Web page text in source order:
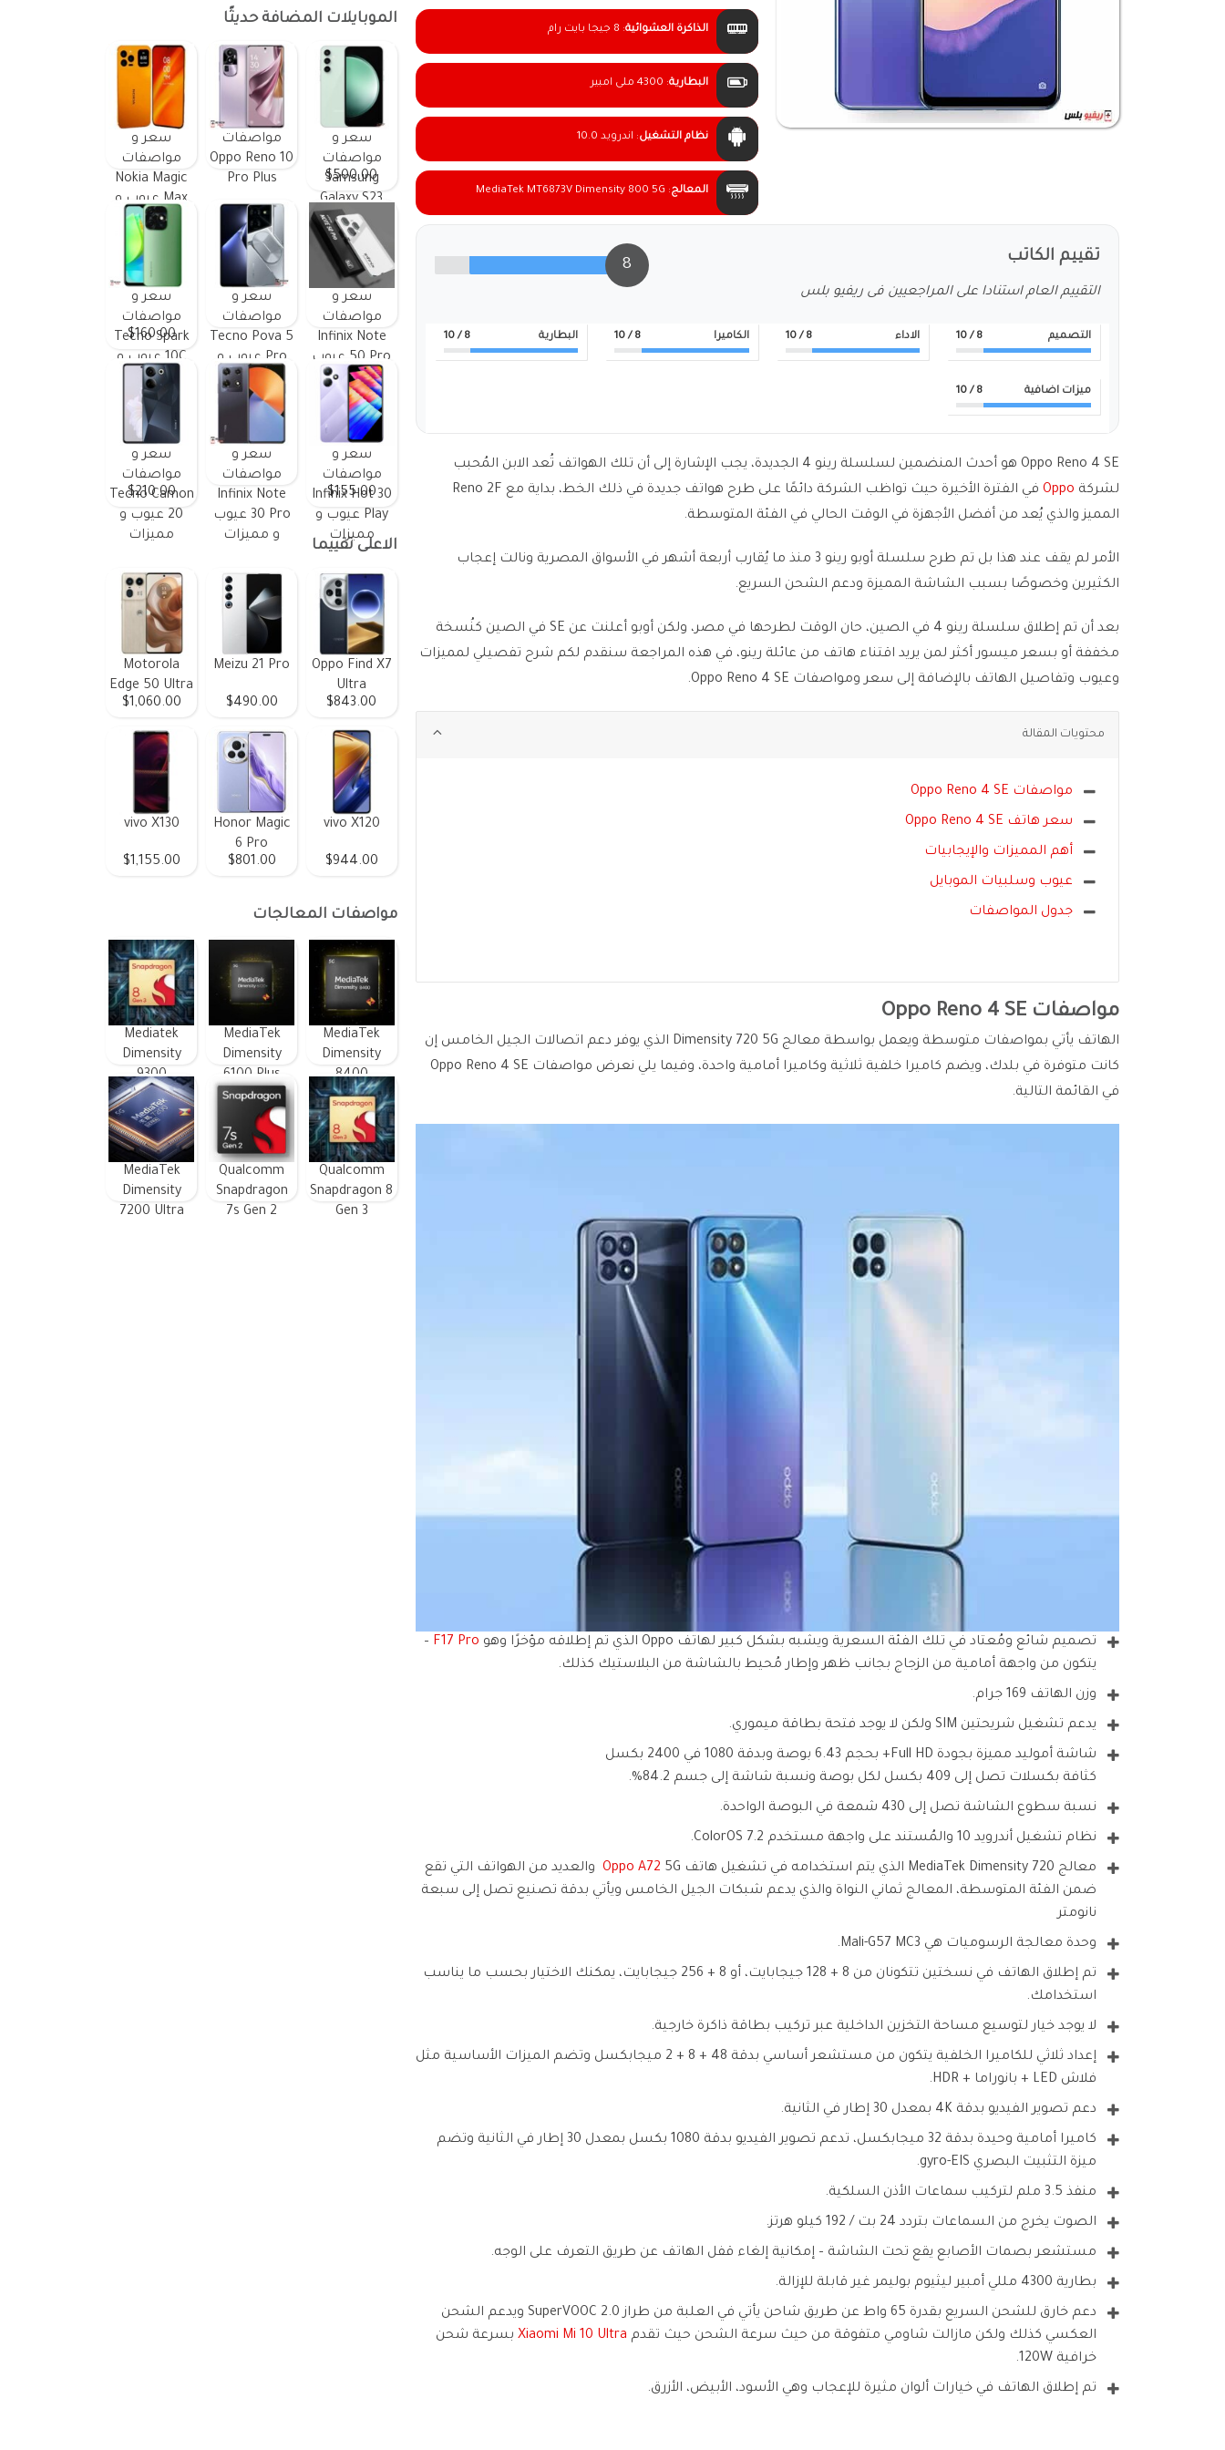
الذاكرة العشوائية: 8 جيجا بايت رام
البطارية: 4300 ملى امبير
نظام التشغيل: اندرويد 10.0
المعالج:
MediaTek MT6873V Dimensity 800 5G
تقييم الكاتب
التقييم العام استنادا على المراجعيين فى ريفيو بلس
8
التصميم 8
/ 10 الاداء 8
/ 10 الكاميرا 8
/ 10 البطارية 8
/ 10
ميزات اضافية 8
/ 10
Oppo Reno 4 SE هو أحدث المنضمين لسلسلة رينو 4 الجديدة، يجب الإشارة إلى أن تلك الهواتف تُعد الابن المُحبب
لشركة Oppo
في الفترة الأخيرة حيث تواظب الشركة دائمًا على طرح هواتف جديدة في ذلك الخط، بداية مع Reno 2F
المميز والذي يُعد من أفضل الأجهزة في الوقت الحالي في الفئة المتوسطة.
الأمر لم يقف عند هذا بل تم طرح سلسلة أوبو رينو 3 منذ ما يُقارب أربعة أشهر في الأسواق المصرية ونالت إعجاب
الكثيرين وخصوصًا بسبب الشاشة المميزة ودعم الشحن السريع.
بعد أن تم إطلاق سلسلة رينو 4 في الصين، حان الوقت لطرحها في مصر، ولكن أوبو أعلنت عن SE في الصين كنُسخة
مخففة أو بسعر ميسور أكثر لمن يريد اقتناء هاتف من عائلة رينو، في هذه المراجعة سنقدم لكم شرح تفصيلي لمميزات
وعيوب وتفاصيل الهاتف بالإضافة إلى سعر ومواصفات Oppo Reno 4 SE.
محتويات المقالة
مواصفات Oppo Reno 4 SE
سعر هاتف Oppo Reno 4 SE
أهم المميزات والإيجابيات
عيوب وسلبيات الموبايل
جدول المواصفات
مواصفات Oppo Reno 4 SE
الهاتف يأتي بمواصفات متوسطة ويعمل بواسطة معالج Dimensity 720 5G الذي يوفر دعم اتصالات الجيل الخامس إن
كانت متوفرة في بلدك، ويضم كاميرا خلفية ثلاثية وكاميرا أمامية واحدة، وفيما يلي نعرض مواصفات Oppo Reno 4 SE
في القائمة التالية.
تصميم شائع ومُعتاد في تلك الفئة السعرية ويشبه بشكل كبير لهاتف Oppo الذي تم إطلاقه مؤخرًا وهو F17 Pro
–
يتكون من واجهة أمامية من الزجاج بجانب ظهر وإطار مُحيط بالشاشة من البلاستيك كذلك.
وزن الهاتف 169 جرام.
يدعم تشغيل شريحتين SIM ولكن لا يوجد فتحة بطاقة ميموري.
شاشة أموليد مميزة بجودة Full HD+ بحجم 6.43 بوصة وبدقة 1080 في 2400 بكسل
كثافة بكسلات تصل إلى 409 بكسل لكل بوصة ونسبة شاشة إلى جسم 84.2%.
نسبة سطوع الشاشة تصل إلى 430 شمعة في البوصة الواحدة.
نظام تشغيل أندرويد 10 والمُستند على واجهة مستخدم ColorOS 7.2.
معالج MediaTek Dimensity 720 الذي يتم استخدامه في تشغيل هاتف Oppo A72 5G والعديد من الهواتف التي تقع
ضمن الفئة المتوسطة، المعالج ثماني النواة والذي يدعم شبكات الجيل الخامس ويأتي بدقة تصنيع تصل إلى سبعة
نانومتر
وحدة معالجة الرسوميات هي Mali-G57 MC3.
تم إطلاق الهاتف في نسختين تتكونان من 8 + 128 جيجابايت، أو 8 + 256 جيجابايت، يمكنك الاختيار بحسب ما يناسب
استخدامك.
لا يوجد خيار لتوسيع مساحة التخزين الداخلية عبر تركيب بطاقة ذاكرة خارجية.
إعداد ثلاثي للكاميرا الخلفية يتكون من مستشعر أساسي بدقة 48 + 8 + 2 ميجابكسل وتضم الميزات الأساسية مثل
فلاش LED + بانوراما + HDR.
دعم تصوير الفيديو بدقة 4K بمعدل 30 إطار في الثانية.
كاميرا أمامية وحيدة بدقة 32 ميجابكسل، تدعم تصوير الفيديو بدقة 1080 بكسل بمعدل 30 إطار في الثانية وتضم
ميزة التثبيت البصري gyro-EIS.
منفذ 3.5 ملم لتركيب سماعات الأذن السلكية.
الصوت يخرج من السماعات بتردد 24 بت / 192 كيلو هرتز.
مستشعر بصمات الأصابع يقع تحت الشاشة – إمكانية إلغاء قفل الهاتف عن طريق التعرف على الوجه.
بطارية 4300 مللي أمبير ليثيوم بوليمر غير قابلة للإزالة.
دعم خارق للشحن السريع بقدرة 65 واط عن طريق شاحن يأتي في العلبة من طراز SuperVOOC 2.0 ويدعم الشحن
العكسي كذلك ولكن مازالت شاومي متفوقة من حيث سرعة الشحن حيث تقدم Xiaomi Mi 10 Ultra بسرعة شحن
خرافية 120W.
تم إطلاق الهاتف في خيارات ألوان مثيرة للإعجاب وهي الأسود، الأبيض، الأزرق.
الموبايلات المضافة حديثًا
سعر و
مواصفات
Samsung
Galaxy S23
FE ومميزات
وعيوب
$500.00
مواصفات
Oppo Reno 10
Pro Plus
سعر و
مواصفات
Nokia Magic
Max عيوب و
مميزات
سعر و
مواصفات
Infinix Note
50 Pro عيوب
و مميزات
سعر و
مواصفات
Tecno Pova 5
Pro عيوب و
مميزات
سعر و
مواصفات
Tecno Spark
10C عيوب و
مميزات
$160.00
سعر و
مواصفات
Infinix Hot 30
Play عيوب و
مميزات
$155.00
سعر و
مواصفات
Infinix Note
30 Pro عيوب
و مميزات
سعر و
مواصفات
Tecno Camon
20 عيوب و
مميزات
$210.00
الاعلى تقييما
Oppo Find X7
Ultra
$843.00
Meizu 21 Pro
$490.00
Motorola
Edge 50 Ultra
$1,060.00
vivo X120
$944.00
Honor Magic
6 Pro
$801.00
vivo X130
$1,155.00
مواصفات المعالجات
MediaTek
Dimensity
8400
MediaTek
Dimensity
6100 Plus
Mediatek
Dimensity
9300
Qualcomm
Snapdragon 8
Gen 3
Qualcomm
Snapdragon
7s Gen 2
MediaTek
Dimensity
7200 Ultra